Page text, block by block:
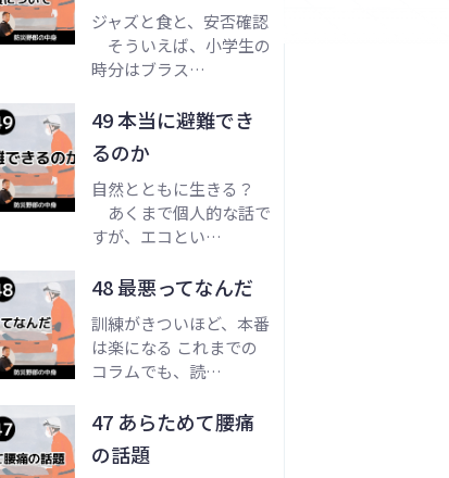
ジャズと食と、安否確認
そういえば、小学生の
時分はブラス…
49 本当に避難でき
るのか
自然とともに生きる？
あくまで個人的な話で
すが、エコとい…
48 最悪ってなんだ
訓練がきついほど、本番
は楽になる これまでの
コラムでも、読…
47 あらためて腰痛
の話題